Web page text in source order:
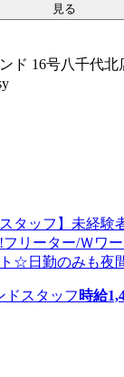
見る
ド 16号八千代
タッフ】未経験
リーター/Ｗワ
☆日勤のみも夜
ドスタッフ 時給